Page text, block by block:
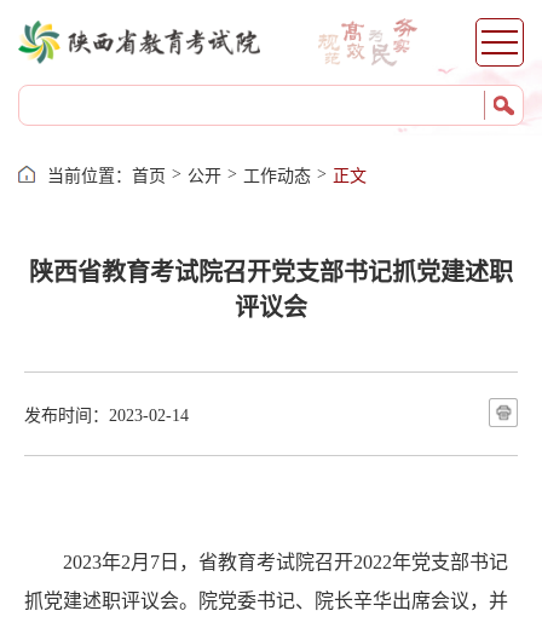
当前位置： 首页 > 公开 > 工作动态 > 正文
陕西省教育考试院召开党支部书记抓党建述职
评议会
发布时间：2023-02-14
2023年2月7日，省教育考试院召开2022年党支部书记
抓党建述职评议会。院党委书记、院长辛华出席会议，并